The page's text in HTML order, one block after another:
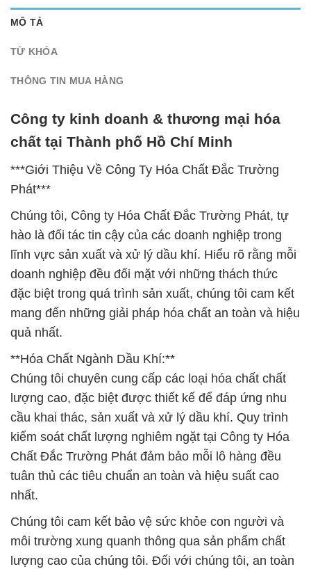
MÔ TẢ
TỪ KHÓA
THÔNG TIN MUA HÀNG
Công ty kinh doanh & thương mại hóa
chất tại Thành phố Hồ Chí Minh
***Giới Thiệu Về Công Ty Hóa Chất Đắc Trường
Phát***
Chúng tôi, Công ty Hóa Chất Đắc Trường Phát, tự
hào là đối tác tin cậy của các doanh nghiệp trong
lĩnh vực sản xuất và xử lý dầu khí. Hiểu rõ rằng mỗi
doanh nghiệp đều đối mặt với những thách thức
đặc biệt trong quá trình sản xuất, chúng tôi cam kết
mang đến những giải pháp hóa chất an toàn và hiệu
quả nhất.
**Hóa Chất Ngành Dầu Khí:**
Chúng tôi chuyên cung cấp các loại hóa chất chất
lượng cao, đặc biệt được thiết kế để đáp ứng nhu
cầu khai thác, sản xuất và xử lý dầu khí. Quy trình
kiểm soát chất lượng nghiêm ngặt tại Công ty Hóa
Chất Đắc Trường Phát đảm bảo mỗi lô hàng đều
tuân thủ các tiêu chuẩn an toàn và hiệu suất cao
nhất.
Chúng tôi cam kết bảo vệ sức khỏe con người và
môi trường xung quanh thông qua sản phẩm chất
lượng cao của chúng tôi. Đối với chúng tôi, an toàn